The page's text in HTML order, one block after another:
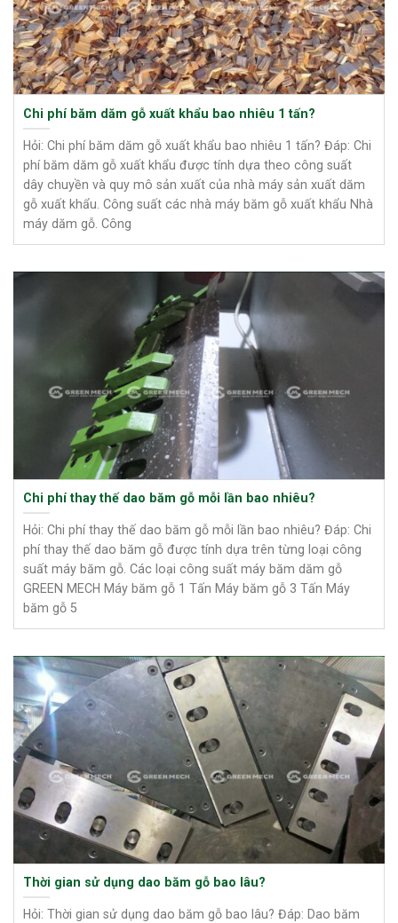
Chi phí băm dăm gỗ xuất khẩu bao nhiêu 1 tấn?
Hỏi: Chi phí băm dăm gỗ xuất khẩu bao nhiêu 1 tấn? Đáp: Chi
phí băm dăm gỗ xuất khẩu được tính dựa theo công suất
dây chuyền và quy mô sản xuất của nhà máy sản xuất dăm
gỗ xuất khẩu. Công suất các nhà máy băm gỗ xuất khẩu Nhà
máy dăm gỗ. Công
Chi phí thay thế dao băm gỗ mỗi lần bao nhiêu?
Hỏi: Chi phí thay thế dao băm gỗ mỗi lần bao nhiêu? Đáp: Chi
phí thay thế dao băm gỗ được tính dựa trên từng loại công
suất máy băm gỗ. Các loại công suất máy băm dăm gỗ
GREEN MECH Máy băm gỗ 1 Tấn Máy băm gỗ 3 Tấn Máy
băm gỗ 5
Thời gian sử dụng dao băm gỗ bao lâu?
Hỏi: Thời gian sử dụng dao băm gỗ bao lâu? Đáp: Dao băm